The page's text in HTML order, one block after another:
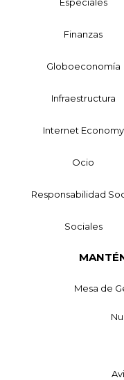
Finanzas
Globoeconomía
Infraestructura
Internet Economy
Ocio
Responsabilidad
Sociales
Mesa de